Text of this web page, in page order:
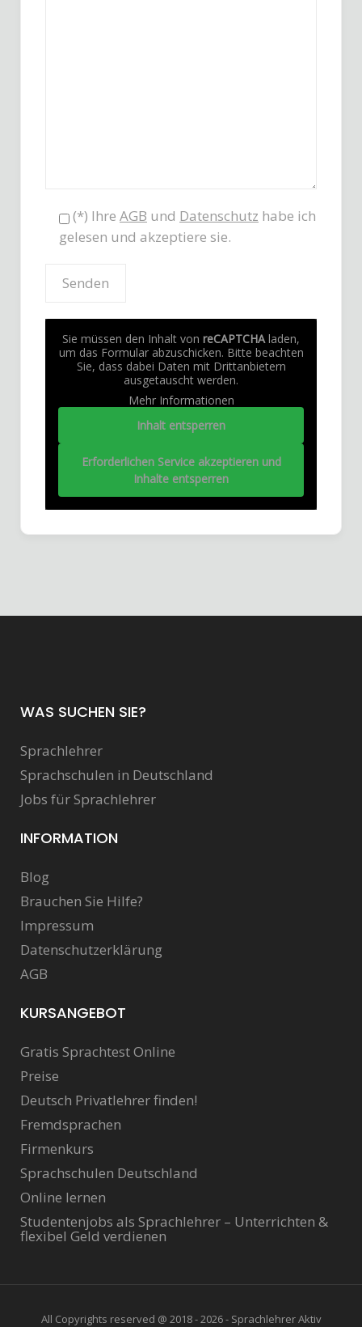
(*) Ihre AGB und Datenschutz habe ich
gelesen und akzeptiere sie.
Sie müssen den Inhalt von reCAPTCHAladen,
um das Formular abzuschicken. Bitte beachten
Sie, dass dabei Daten mit Drittanbietern
ausgetauscht werden.
Mehr Informationen
Inhalt entsperren
Erforderlichen Service akzeptieren und
Inhalte entsperren
WAS SUCHEN SIE?
Sprachlehrer
Sprachschulen in Deutschland
Jobs für Sprachlehrer
INFORMATION
Blog
Brauchen Sie Hilfe?
Impressum
Datenschutzerklärung
AGB
KURSANGEBOT
Gratis Sprachtest Online
Preise
Deutsch Privatlehrer finden!
Fremdsprachen
Firmenkurs
Sprachschulen Deutschland
Online lernen
Studentenjobs als Sprachlehrer – Unterrichten &
flexibel Geld verdienen
All Copyrights reserved @ 2018 - 2026 - Sprachlehrer Aktiv